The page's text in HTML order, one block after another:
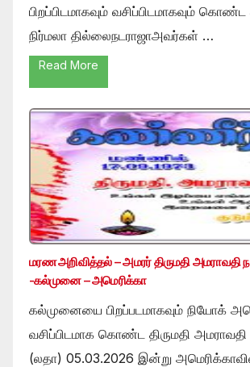
பிறப்பிடமாகவும் வசிப்பிடமாகவும் கொண்ட
நிர்மலா தில்லைநடராஜாஅவர்கள் …
Read More
மரண அறிவித்தல் – அமரர் திருமதி அமராவதி
-கல்முனை – அமெரிக்கா
கல்முனையை பிறப்படமாகவும் நியோக்
வசிப்பிடமாக கொண்ட திருமதி அமராவதி
(லதா) 05.03.2026 இன்று